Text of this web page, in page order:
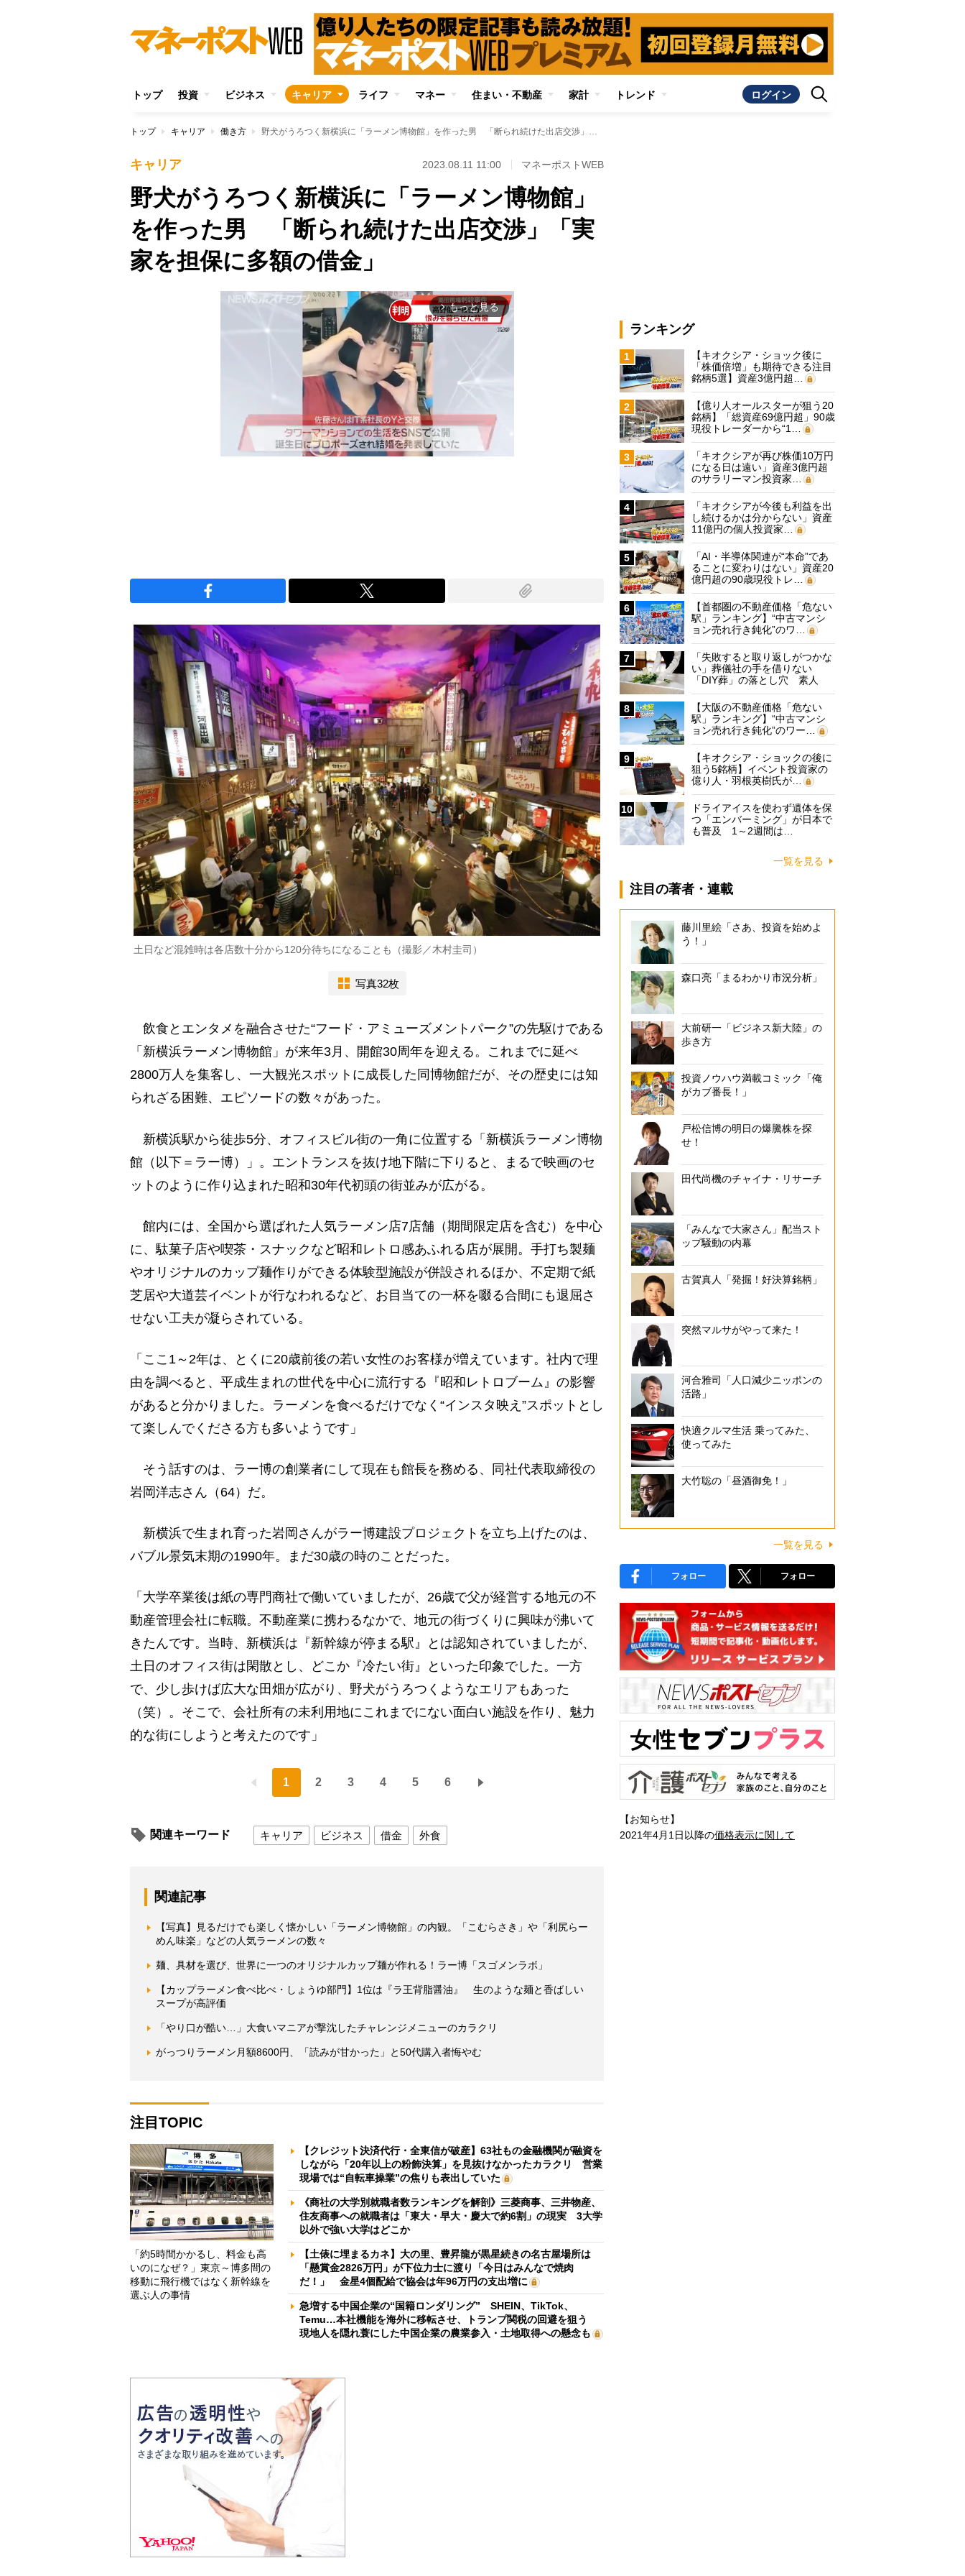
トップ 投資 ビジネス キャリア ライフ マネー 住まい・不動産 家計 トレンド ログイン
トップ キャリア 働き方 野犬がうろつく新横浜に「ラーメン博物館」を作った男 「断られ続けた出店交渉」「実家を担保に多額の借金」
キャリア 2023.08.11 11:00 マネーポストWEB
野犬がうろつく新横浜に「ラーメン博物館」
を作った男 「断られ続けた出店交渉」「実
家を担保に多額の借金」
arrow_forward_ios もっと見る
土日など混雑時は各店数十分から120分待ちになることも（撮影／木村圭司）
写真32枚
飲食とエンタメを融合させた“フード・アミューズメントパーク”の先駆けである
「新横浜ラーメン博物館」が来年3月、開館30周年を迎える。これまでに延べ
2800万人を集客し、一大観光スポットに成長した同博物館だが、その歴史には知
られざる困難、エピソードの数々があった。
新横浜駅から徒歩5分、オフィスビル街の一角に位置する「新横浜ラーメン博物
館（以下＝ラー博）」。エントランスを抜け地下階に下りると、まるで映画のセ
ットのように作り込まれた昭和30年代初頭の街並みが広がる。
館内には、全国から選ばれた人気ラーメン店7店舗（期間限定店を含む）を中心
に、駄菓子店や喫茶・スナックなど昭和レトロ感あふれる店が展開。手打ち製麺
やオリジナルのカップ麺作りができる体験型施設が併設されるほか、不定期で紙
芝居や大道芸イベントが行なわれるなど、お目当ての一杯を啜る合間にも退屈さ
せない工夫が凝らされている。
「ここ1～2年は、とくに20歳前後の若い女性のお客様が増えています。社内で理
由を調べると、平成生まれの世代を中心に流行する『昭和レトロブーム』の影響
があると分かりました。ラーメンを食べるだけでなく“インスタ映え”スポットとし
て楽しんでくださる方も多いようです」
そう話すのは、ラー博の創業者にして現在も館長を務める、同社代表取締役の
岩岡洋志さん（64）だ。
新横浜で生まれ育った岩岡さんがラー博建設プロジェクトを立ち上げたのは、
バブル景気末期の1990年。まだ30歳の時のことだった。
「大学卒業後は紙の専門商社で働いていましたが、26歳で父が経営する地元の不
動産管理会社に転職。不動産業に携わるなかで、地元の街づくりに興味が沸いて
きたんです。当時、新横浜は『新幹線が停まる駅』とは認知されていましたが、
土日のオフィス街は閑散とし、どこか『冷たい街』といった印象でした。一方
で、少し歩けば広大な田畑が広がり、野犬がうろつくようなエリアもあった
（笑）。そこで、会社所有の未利用地にこれまでにない面白い施設を作り、魅力
的な街にしようと考えたのです」
1 2 3 4 5 6
関連キーワード キャリア ビジネス 借金 外食
関連記事
【写真】見るだけでも楽しく懐かしい「ラーメン博物館」の内観。「こむらさき」や「利尻らー
めん味楽」などの人気ラーメンの数々
麺、具材を選び、世界に一つのオリジナルカップ麺が作れる！ラー博「スゴメンラボ」
【カップラーメン食べ比べ・しょうゆ部門】1位は『ラ王背脂醤油』 生のような麺と香ばしい
スープが高評価
「やり口が酷い…」大食いマニアが撃沈したチャレンジメニューのカラクリ
がっつりラーメン月額8600円、「読みが甘かった」と50代購入者悔やむ
注目TOPIC
「約5時間かかるし、料金も高
いのになぜ？」東京～博多間の
移動に飛行機ではなく新幹線を
選ぶ人の事情
【クレジット決済代行・全東信が破産】63社もの金融機関が融資を
しながら「20年以上の粉飾決算」を見抜けなかったカラクリ 営業
現場では“自転車操業”の焦りも表出していた
《商社の大学別就職者数ランキングを解剖》三菱商事、三井物産、
住友商事への就職者は「東大・早大・慶大で約6割」の現実 3大学
以外で強い大学はどこか
【土俵に埋まるカネ】大の里、豊昇龍が黒星続きの名古屋場所は
「懸賞金2826万円」が下位力士に渡り「今日はみんなで焼肉
だ！」 金星4個配給で協会は年96万円の支出増に
急増する中国企業の“国籍ロンダリング” SHEIN、TikTok、
Temu…本社機能を海外に移転させ、トランプ関税の回避を狙う
現地人を隠れ蓑にした中国企業の農業参入・土地取得への懸念も
ランキング
1
【キオクシア・ショック後に
「株価倍増」も期待できる注目
銘柄5選】資産3億円超…
2
【億り人オールスターが狙う20
銘柄】「総資産69億円超」90歳
現役トレーダーから“1…
3
「キオクシアが再び株価10万円
になる日は遠い」資産3億円超
のサラリーマン投資家…
4
「キオクシアが今後も利益を出
し続けるかは分からない」資産
11億円の個人投資家…
5
「AI・半導体関連が“本命”であ
ることに変わりはない」資産20
億円超の90歳現役トレ…
6
【首都圏の不動産価格「危ない
駅」ランキング】“中古マンシ
ョン売れ行き鈍化”のワ…
7
「失敗すると取り返しがつかな
い」葬儀社の手を借りない
「DIY葬」の落とし穴 素人
に…
8
【大阪の不動産価格「危ない
駅」ランキング】“中古マンシ
ョン売れ行き鈍化”のワー…
9
【キオクシア・ショックの後に
狙う5銘柄】イベント投資家の
億り人・羽根英樹氏が…
10
ドライアイスを使わず遺体を保
つ「エンバーミング」が日本で
も普及 1～2週間は…
一覧を見る
注目の著者・連載
藤川里絵「さあ、投資を始めよ
う！」
森口亮「まるわかり市況分析」
大前研一「ビジネス新大陸」の
歩き方
投資ノウハウ満載コミック「俺
がカブ番長！」
戸松信博の明日の爆騰株を探
せ！
田代尚機のチャイナ・リサーチ
「みんなで大家さん」配当スト
ップ騒動の内幕
古賀真人「発掘！好決算銘柄」
突然マルサがやって来た！
河合雅司「人口減少ニッポンの
活路」
快適クルマ生活 乗ってみた、
使ってみた
大竹聡の「昼酒御免！」
一覧を見る
フォロー フォロー
【お知らせ】
2021年4月1日以降の価格表示に関して